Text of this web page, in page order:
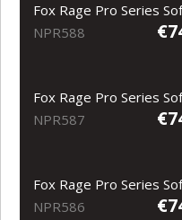
Fox Rage Pro Series
NPR588
Fox Rage Pro Series
NPR587
Fox Rage Pro Series
NPR586